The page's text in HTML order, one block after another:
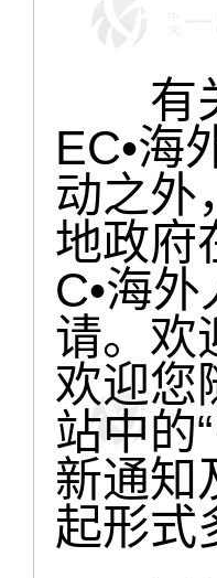
有关
EC•海
动之外
地政府
C•海
请。欢
欢迎您
站中的
新通知
起形式